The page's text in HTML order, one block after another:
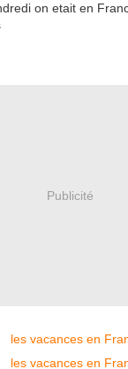
on etait en
Publicité